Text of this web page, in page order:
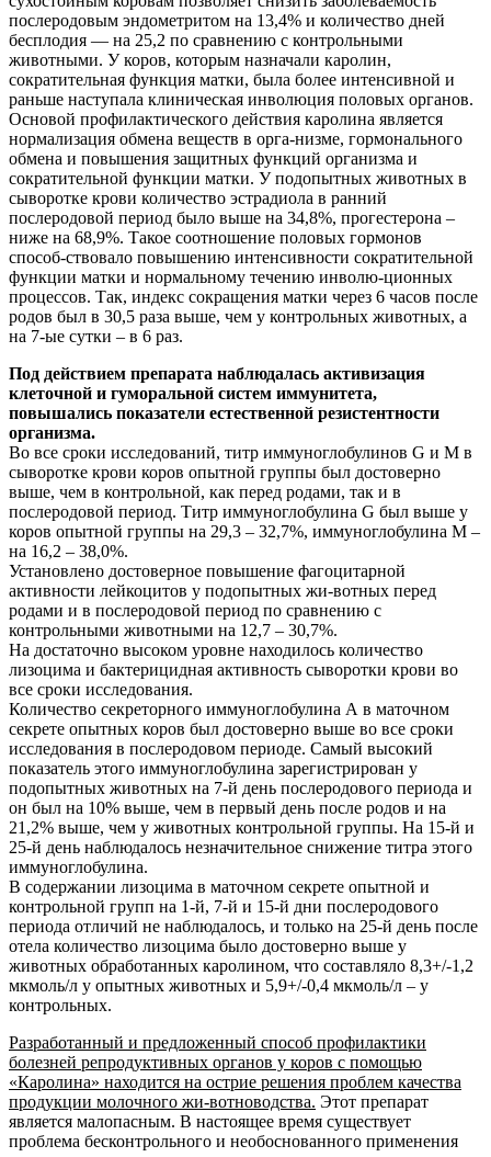
послеродовым эндометритом на 13,4% и количество дней
бесплодия — на 25,2 по сравнению с контрольными
животными. У коров, которым назначали каролин,
сократительная функция матки, была более интенсивной и
раньше наступала клиническая инволюция половых органов.
Основой профилактического действия каролина является
нормализация обмена веществ в орга-низме, гормонального
обмена и повышения защитных функций организма и
сократительной функции матки. У подопытных животных в
сыворотке крови количество эстрадиола в ранний
послеродовой период было выше на 34,8%, прогестерона –
ниже на 68,9%. Такое соотношение половых гормонов
способ-ствовало повышению интенсивности сократительной
функции матки и нормальному течению инволю-ционных
процессов. Так, индекс сокращения матки через 6 часов после
родов был в 30,5 раза выше, чем у контрольных животных, а
на 7-ые сутки – в 6 раз.
Под действием препарата наблюдалась активизация
клеточной и гуморальной систем иммунитета,
повышались показатели естественной резистентности
организма.
Во все сроки исследований, титр иммуноглобулинов G и М в
сыворотке крови коров опытной группы был достоверно
выше, чем в контрольной, как перед родами, так и в
послеродовой период. Титр иммуноглобулина G был выше у
коров опытной группы на 29,3 – 32,7%, иммуноглобулина М –
на 16,2 – 38,0%.
Установлено достоверное повышение фагоцитарной
активности лейкоцитов у подопытных жи-вотных перед
родами и в послеродовой период по сравнению с
контрольными животными на 12,7 – 30,7%.
На достаточно высоком уровне находилось количество
лизоцима и бактерицидная активность сыворотки крови во
все сроки исследования.
Количество секреторного иммуноглобулина А в маточном
секрете опытных коров был достоверно выше во все сроки
исследования в послеродовом периоде. Самый высокий
показатель этого иммуноглобулина зарегистрирован у
подопытных животных на 7-й день послеродового периода и
он был на 10% выше, чем в первый день после родов и на
21,2% выше, чем у животных контрольной группы. На 15-й и
25-й день наблюдалось незначительное снижение титра этого
иммуноглобулина.
В содержании лизоцима в маточном секрете опытной и
контрольной групп на 1-й, 7-й и 15-й дни послеродового
периода отличий не наблюдалось, и только на 25-й день после
отела количество лизоцима было достоверно выше у
животных обработанных каролином, что составляло 8,3+/-1,2
мкмоль/л у опытных животных и 5,9+/-0,4 мкмоль/л – у
контрольных.
Разработанный и предложенный способ профилактики
болезней репродуктивных органов у коров с помощью
«Каролина» находится на острие решения проблем качества
продукции молочного жи-вотноводства. Этот препарат
является малопасным. В настоящее время существует
проблема бесконтрольного и необоснованного применения